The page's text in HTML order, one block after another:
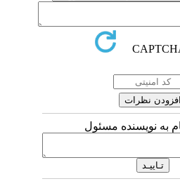
نویسنده مسئول